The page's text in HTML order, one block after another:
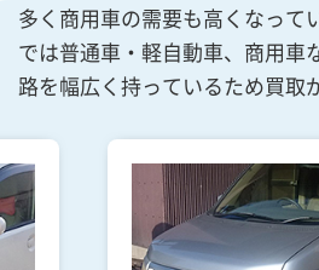
多く商用車の需要も高くなって
では普通車・軽自動車、商用車
路を幅広く持っているため買取